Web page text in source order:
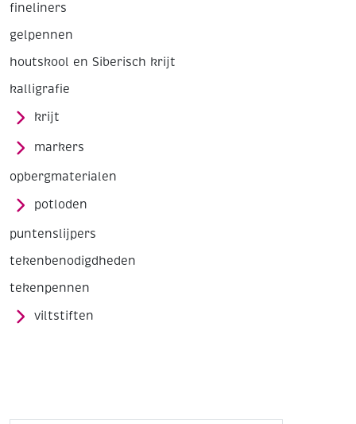
fineliners
gelpennen
houtskool en Siberisch krijt
kalligrafie
krijt
markers
opbergmaterialen
potloden
puntenslijpers
tekenbenodigdheden
tekenpennen
viltstiften